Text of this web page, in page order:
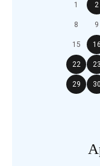
1 2
8 9
15 16
22 23
29 30